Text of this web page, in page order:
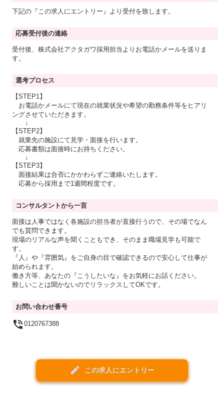
下記の『この求人にエントリー』より受付を致します。
応募受付後の連絡
受付後、株式会社アクタガワ採用担当よりお電話かメールを送りま
す。
選考プロセス
【STEP1】
お電話かメールにて現在の就業状況や希望の勤務条件等をヒアリ
ングさせていただきます。
↓
【STEP2】
就業先の施設にて見学・面接を行います。
応募書類は面接時にお持ちください。
↓
【STEP3】
面接結果は合否にかかわらずご連絡いたします。
応募から採用まで1週間程度です。
コンサルタントから一言
面接は人事ではなく各施設の担当者が直接行うので、その場でなん
でも質問できます。
現場のリアルな声を聞くこともでき、そのまま職場見学も可能で
す。
『人』や『雰囲気』をご自身の目で確認できるので安心して仕事が
始められます。
働き方等、あなたの『こうしたいな』をお気軽にお話ください。
難しいことは聞かないのでリラックスしてOKです。
お問い合わせ番号
0120767388
create この求人にエントリー